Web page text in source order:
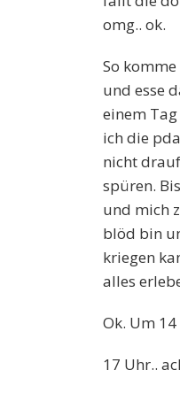
omg.. ok.
So
und esse
einem
ich die
nicht
spüren.
und mich
blöd bin
kriegen
alles
Ok. Um
17 Uhr..